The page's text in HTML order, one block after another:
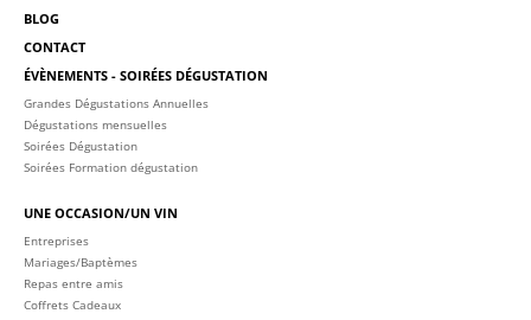
BLOG
CONTACT
ÉVÈNEMENTS - SOIRÉES DÉGUSTATION
Grandes Dégustations Annuelles
Dégustations mensuelles
Soirées Dégustation
Soirées Formation dégustation
UNE OCCASION/UN VIN
Entreprises
Mariages/Baptèmes
Repas entre amis
Coffrets Cadeaux